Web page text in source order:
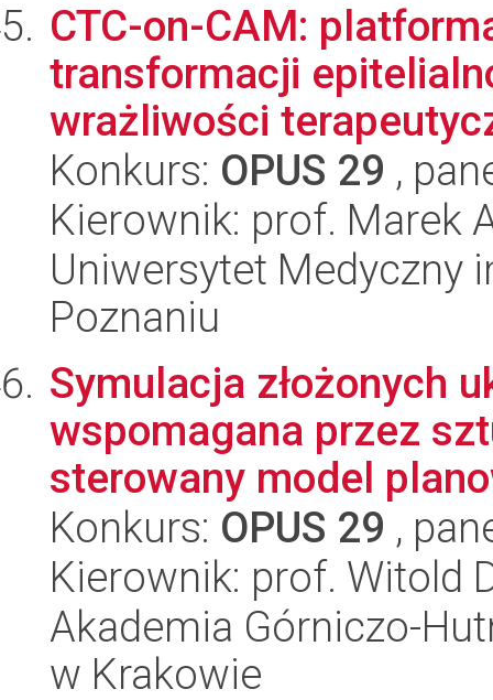
CTC-on-CAM:
transformacji
wrażliwości
Konkurs: OPUS 29 ,
Kierownik: prof. Marek
Uniwersytet Medyczny
Poznaniu
Symulacja złożonych
wspomagana przez
sterowany model
Konkurs: OPUS 29 ,
Kierownik: prof. Witold
Akademia Górniczo-
w Krakowie